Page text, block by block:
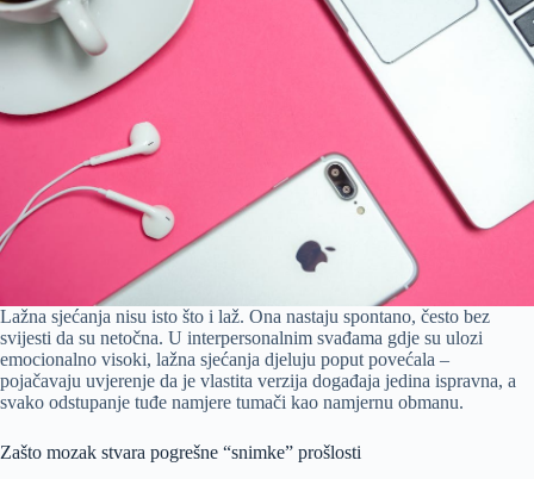
Lažna sjećanja nisu isto što i laž. Ona nastaju spontano, često bez
svijesti da su netočna. U interpersonalnim svađama gdje su ulozi
emocionalno visoki, lažna sjećanja djeluju poput povećala –
pojačavaju uvjerenje da je vlastita verzija događaja jedina ispravna, a
svako odstupanje tuđe namjere tumači kao namjernu obmanu.
Zašto mozak stvara pogrešne “snimke” prošlosti